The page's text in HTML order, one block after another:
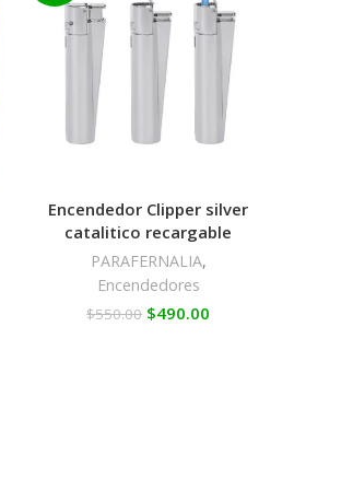
Encendedor Clipper silver
catalitico recargable
PARAFERNALIA,
Encendedores
$550.00 $490.00